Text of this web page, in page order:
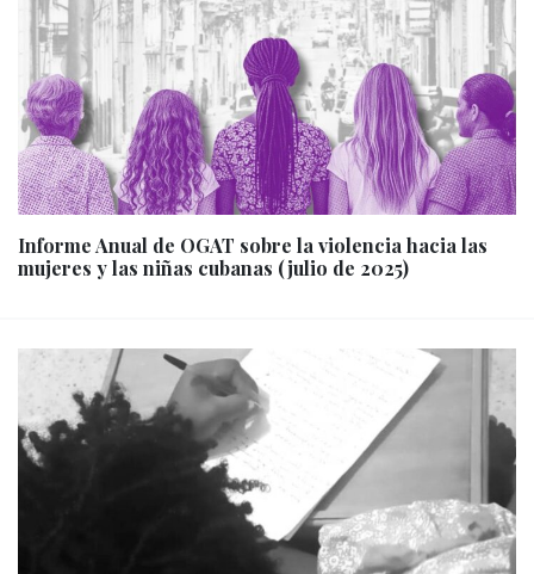
Informe Anual de OGAT sobre la violencia hacia las
mujeres y las niñas cubanas (julio de 2025)